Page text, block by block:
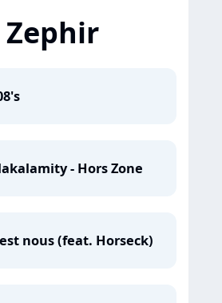
Zephir
- Hors Zone
nous (feat. Horseck)